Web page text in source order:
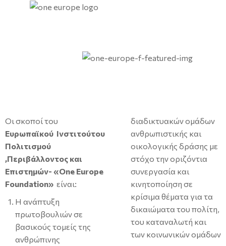
Οι σκοποί του
Ευρωπαϊκού Ινστιτούτου
Πολιτισμού
,Περιβάλλοντος και
Επιστημών- «One Europe
Foundation» είναι:
Η ανάπτυξη
πρωτοβουλιών σε
βασικούς τομείς της
ανθρώπινης
διαδικτυακών ομάδων
ανθρωπιστικής και
οικολογικής δράσης με
στόχο την οριζόντια
συνεργασία και
κινητοποίηση σε
κρίσιμα θέματα για τα
δικαιώματα του πολίτη,
του καταναλωτή και
των κοινωνικών ομάδων